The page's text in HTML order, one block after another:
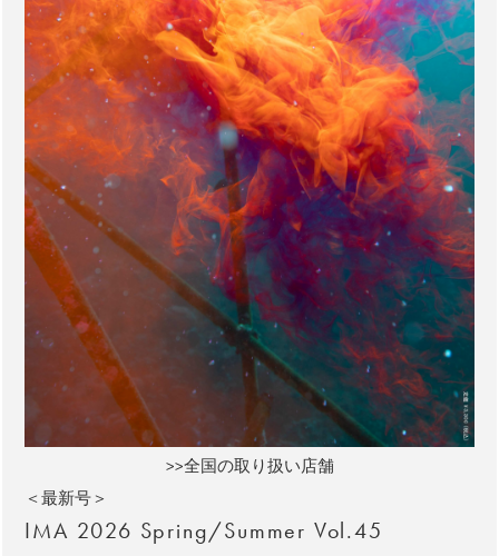
>>全国の取り扱い店舗
＜最新号＞
IMA 2026 Spring/Summer Vol.45